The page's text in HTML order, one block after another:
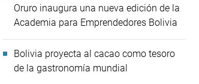
Oruro inaugura una nueva edición de la
Academia para Emprendedores Bolivia
Bolivia proyecta al cacao como tesoro
de la gastronomía mundial